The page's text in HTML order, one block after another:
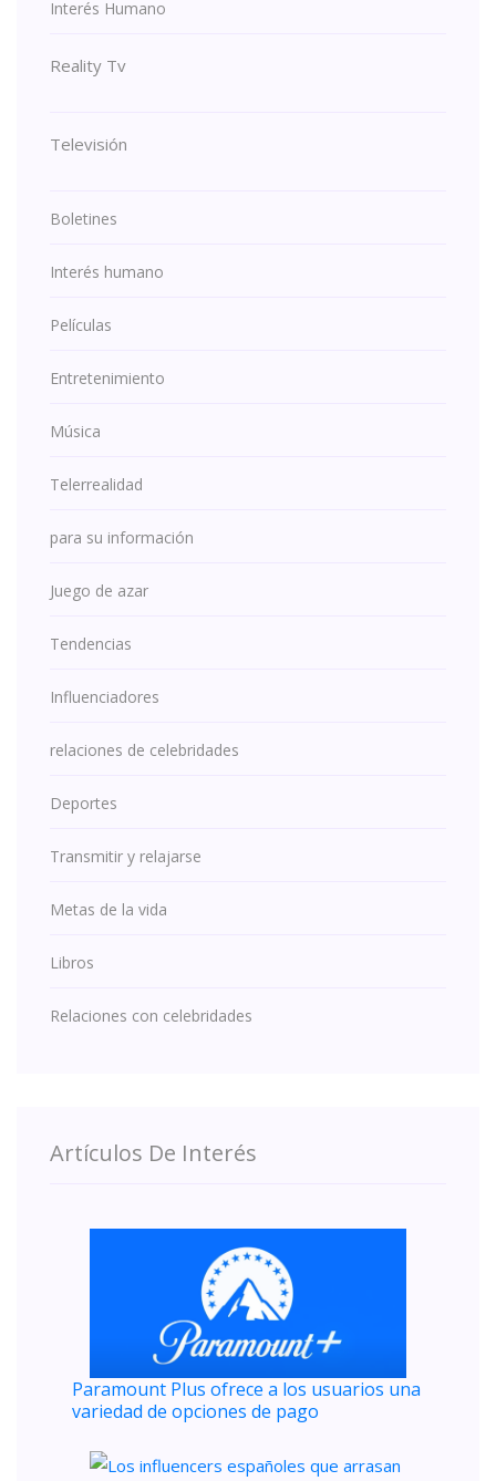
Interés Humano
Reality Tv
Televisión
Boletines
Interés humano
Películas
Entretenimiento
Música
Telerrealidad
para su información
Juego de azar
Tendencias
Influenciadores
relaciones de celebridades
Deportes
Transmitir y relajarse
Metas de la vida
Libros
Relaciones con celebridades
Artículos De Interés
Paramount Plus ofrece a los usuarios una
variedad de opciones de pago